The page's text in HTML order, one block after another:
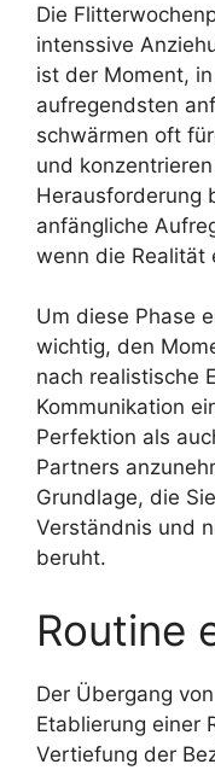
Die
intenssive
ist der Moment,
aufregendsten
schwärmen oft
und
Herausforderung
anfängliche
wenn die Realität
Um diese Phase
wichtig, den
nach realistische
Kommunikation
Perfektion als
Partners
Grundlage, die
Verständnis und
beruht.
Routine
Der Übergang
Etablierung einer
Vertiefung der